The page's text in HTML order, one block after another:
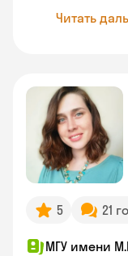
Читать
5 21
МГУ имени